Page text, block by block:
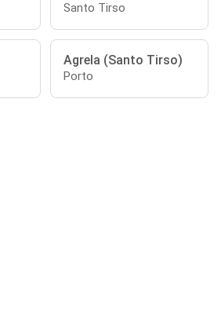
Santo Tirso
Agrela (Santo Tirso)
Porto